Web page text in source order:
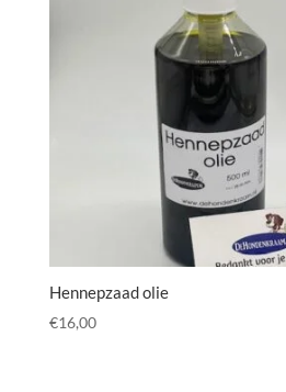
Hennepzaad olie
€16,00